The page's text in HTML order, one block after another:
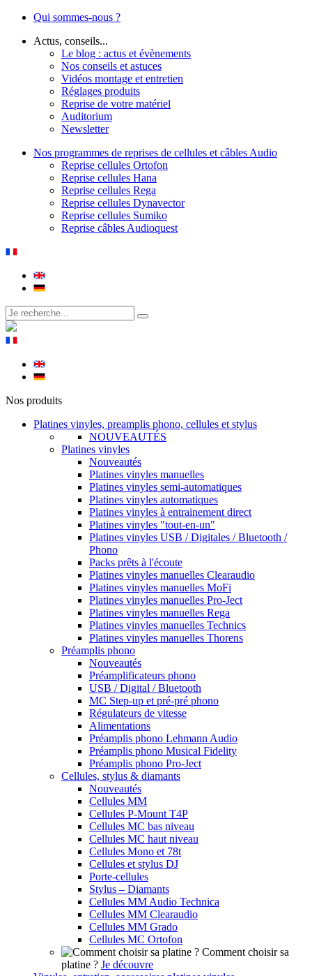
Qui sommes-nous ?
Actus, conseils...
Le blog : actus et évènements
Nos conseils et astuces
Vidéos montage et entretien
Réglages produits
Reprise de votre matériel
Auditorium
Newsletter
Nos programmes de reprises de cellules et câbles Audio
Reprise cellules Ortofon
Reprise cellules Hana
Reprise cellules Rega
Reprise cellules Dynavector
Reprise cellules Sumiko
Reprise câbles Audioquest
Nos produits
Platines vinyles, preamplis phono, cellules et stylus
NOUVEAUTÉS
Platines vinyles
Nouveautés
Platines vinyles manuelles
Platines vinyles semi-automatiques
Platines vinyles automatiques
Platines vinyles à entrainement direct
Platines vinyles "tout-en-un"
Platines vinyles USB / Digitales / Bluetooth /
Phono
Packs prêts à l'écoute
Platines vinyles manuelles Clearaudio
Platines vinyles manuelles MoFi
Platines vinyles manuelles Pro-Ject
Platines vinyles manuelles Rega
Platines vinyles manuelles Technics
Platines vinyles manuelles Thorens
Préamplis phono
Nouveautés
Préamplificateurs phono
USB / Digital / Bluetooth
MC Step-up et pré-pré phono
Régulateurs de vitesse
Alimentations
Préamplis phono Lehmann Audio
Préamplis phono Musical Fidelity
Préamplis phono Pro-Ject
Cellules, stylus & diamants
Nouveautés
Cellules MM
Cellules P-Mount T4P
Cellules MC bas niveau
Cellules MC haut niveau
Cellules Mono et 78t
Cellules et stylus DJ
Porte-cellules
Stylus – Diamants
Cellules MM Audio Technica
Cellules MM Clearaudio
Cellules MM Grado
Cellules MC Ortofon
Comment choisir sa
platine ? Je découvre